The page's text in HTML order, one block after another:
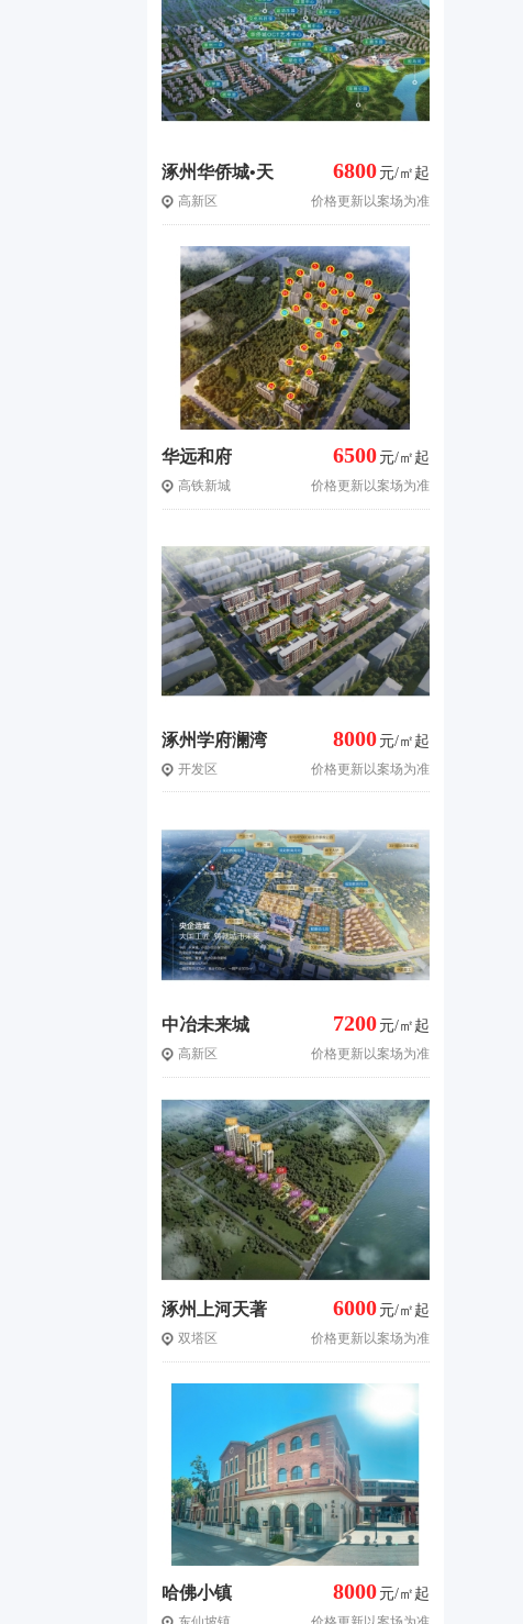
涿州华侨城•天
鹅堡
元/㎡起
6800
高新区 价格更新以案场为准
华远和府 元/㎡起
6500
高铁新城 价格更新以案场为准
涿州学府澜湾
三期
元/㎡起
8000
开发区 价格更新以案场为准
中冶未来城 元/㎡起
7200
高新区 价格更新以案场为准
涿州上河天著 元/㎡起
6000
双塔区 价格更新以案场为准
哈佛小镇 元/㎡起
8000